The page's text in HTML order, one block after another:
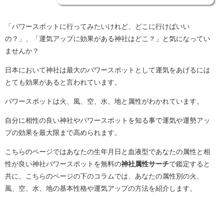
「パワースポットに行ってみたいけれど、どこに行けばいい
の？」、「運気アップに効果がある神社はどこ？」と気になってい
ませんか？
日本において神社は最大のパワースポットとして運気をあげるには
とても効果があると言われています。
パワースポットは火、風、空、水、地と属性がわかれています。
自分に相性の良い神社やパワースポットを知る事で運気や運勢アッ
プの効果を最大限まで高められます。
こちらのページではあなたの生年月日と血液型であなたの属性と相
性が良い神社パワースポットを無料の神社属性サーチで鑑定すると
共に、こちらのページの下のコラムでは、あなたの属性別の火、
風、空、水、地の基本性格や運気アップの方法を紹介します。